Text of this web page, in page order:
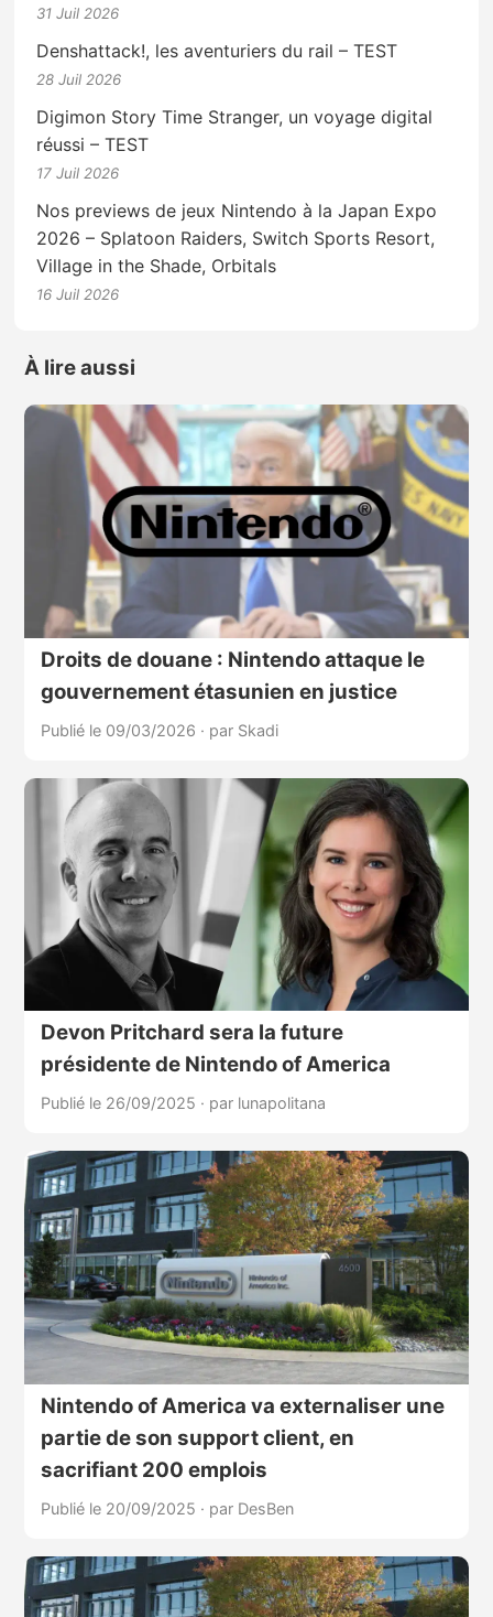
31 Juil 2026
Denshattack!, les aventuriers du rail – TEST
28 Juil 2026
Digimon Story Time Stranger, un voyage digital
réussi – TEST
17 Juil 2026
Nos previews de jeux Nintendo à la Japan Expo
2026 – Splatoon Raiders, Switch Sports Resort,
Village in the Shade, Orbitals
16 Juil 2026
À lire aussi
Droits de douane : Nintendo attaque le
gouvernement étasunien en justice
Publié le 09/03/2026 · par Skadi
Devon Pritchard sera la future
présidente de Nintendo of America
Publié le 26/09/2025 · par lunapolitana
Nintendo of America va externaliser une
partie de son support client, en
sacrifiant 200 emplois
Publié le 20/09/2025 · par DesBen